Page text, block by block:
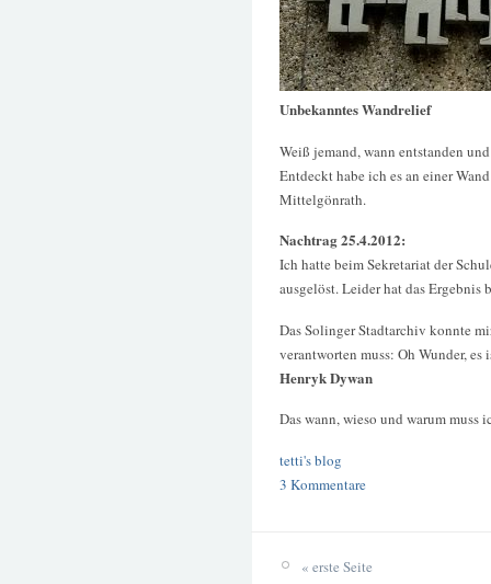
Unbekanntes Wandrelief
Weiß jemand, wann entstanden
Entdeckt habe ich es an einer
Mittelgönrath.
Nachtrag 25.4.2012:
Ich hatte beim Sekretariat der
ausgelöst. Leider hat das
Das Solinger Stadtarchiv konnte
verantworten muss: Oh Wunder, es
Henryk Dywan
Das wann, wieso und warum muss
tetti's blog
3 Kommentare
« erste Seite